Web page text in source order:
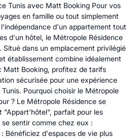
Tunis avec Matt Booking Pour vos
en famille ou tout simplement
d'un appartement tout
d'un hôtel, le Métropole Résidence
Situé dans un emplacement privilégié
établissement combine idéalement
Matt Booking, profitez de tarifs
sécurisée pour une expérience
Pourquoi choisir le Métropole
? Le Métropole Résidence se
"Appart'hôtel", parfait pour les
sentir comme chez eux :
Bénéficiez d'espaces de vie plus